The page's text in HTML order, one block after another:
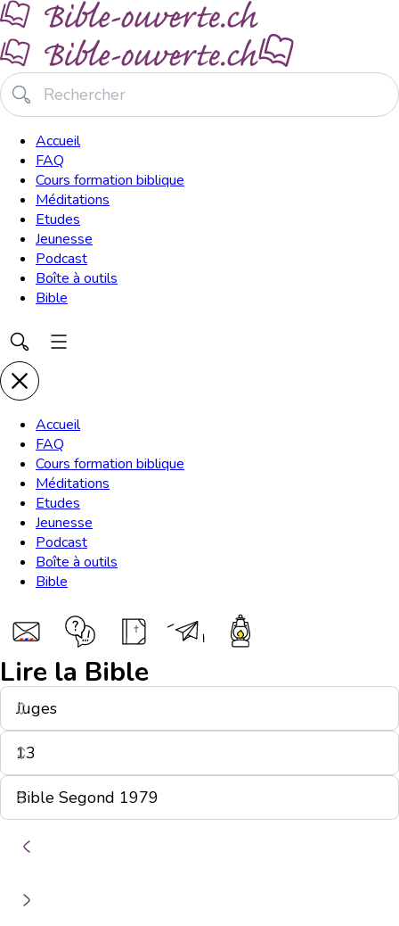
Accueil
FAQ
Cours formation biblique
Méditations
Etudes
Jeunesse
Podcast
Boîte à outils
Bible
Accueil
FAQ
Cours formation biblique
Méditations
Etudes
Jeunesse
Podcast
Boîte à outils
Bible
Lire la Bible